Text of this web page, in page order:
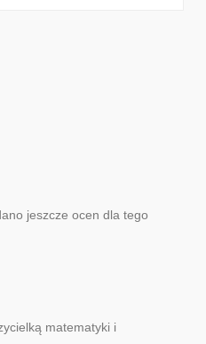
jeszcze ocen dla tego
matematyki i